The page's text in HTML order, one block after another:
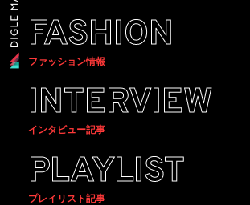
FASHION
ファッション情報
INTERVIEW
インタビュー記事
PLAYLIST
プレイリスト記事